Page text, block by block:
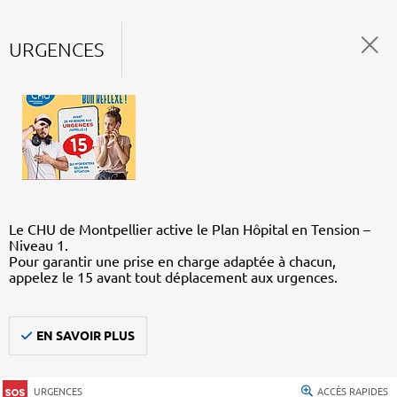
URGENCES
Le CHU de Montpellier active le Plan Hôpital en Tension –
Niveau 1.
Pour garantir une prise en charge adaptée à chacun,
appelez le 15 avant tout déplacement aux urgences.
EN SAVOIR PLUS
URGENCES ACCÈS RAPIDES